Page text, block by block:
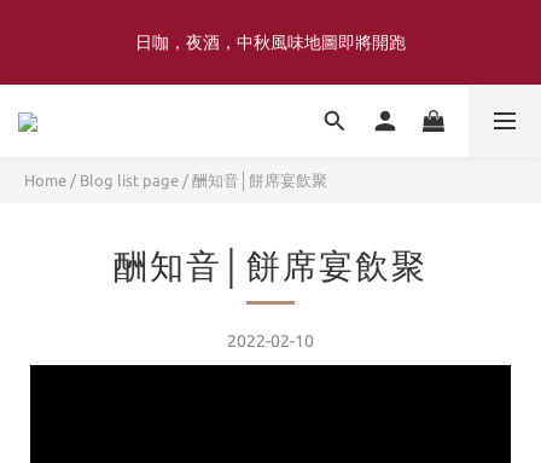
限定
日咖，夜酒，中秋風味地圖即將開跑
喜豐香1985 × 薑薑小姐花藝工作室｜登記日系列 手捧花｜5月–7月
Home / Blog list page / 酬知音│餅席宴飲聚
酬知音│餅席宴飲聚
2022-02-10